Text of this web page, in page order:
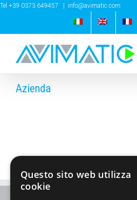
Tel +39 0373 649457 info@avimatic.com
Azienda
Questo sito web utilizza
cookie